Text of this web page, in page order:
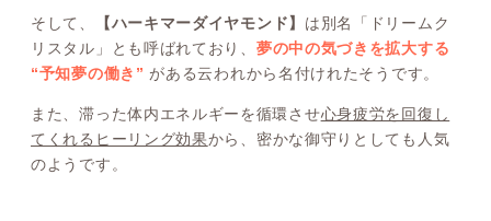
そして、 【ハーキマーダイヤモンド】 は別名「ドリームク
リスタル」とも呼ばれており、 夢の中の気づきを拡大する
“予知夢の働き” がある云われから名付けれたそうです。
また、滞った体内エネルギーを循環させ心身疲労を回復し
てくれるヒーリング効果から、密かな御守りとしても人気
のようです。